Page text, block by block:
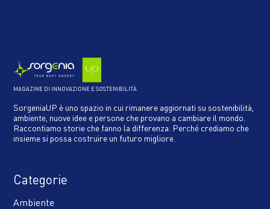
MAGAZINE DI INNOVAZIONE E SOSTENIBILITÀ
SorgeniaUP è uno spazio in cui rimanere aggiornati su sostenibilità,
ambiente, nuove idee e persone che provano a cambiare il mondo.
Raccontiamo storie che fanno la differenza. Perché crediamo che
insieme si possa costruire un futuro migliore.
Categorie
Ambiente